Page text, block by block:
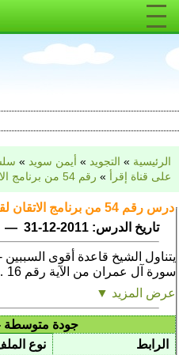
الرئيسية » التجويد » أيمن سويد »
على قناة إقرأ » رقم 54 من برنامج الاتقان لقراءة القرآن
درس رقم 54 من برنامج الاتقان لقراءة القرآن
تاريخ الدرس: 2011-12-31 — مدة الدرس: ساعة و 14 دقيقة
سورة آل عمران من الآية رقم 16 …
عرض المزيد ▼
جودة متوسطة
الرابط
نوع